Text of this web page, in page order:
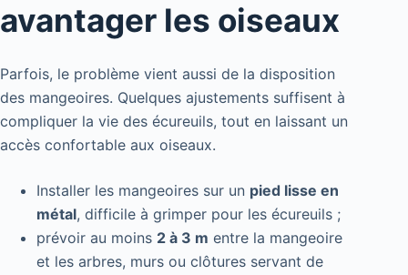
avantager les oiseaux
Parfois, le problème vient aussi de la disposition
des mangeoires. Quelques ajustements suffisent à
compliquer la vie des écureuils, tout en laissant un
accès confortable aux oiseaux.
Installer les mangeoires sur un pied lisse en
métal, difficile à grimper pour les écureuils ;
prévoir au moins 2 à 3 m entre la mangeoire
et les arbres, murs ou clôtures servant de